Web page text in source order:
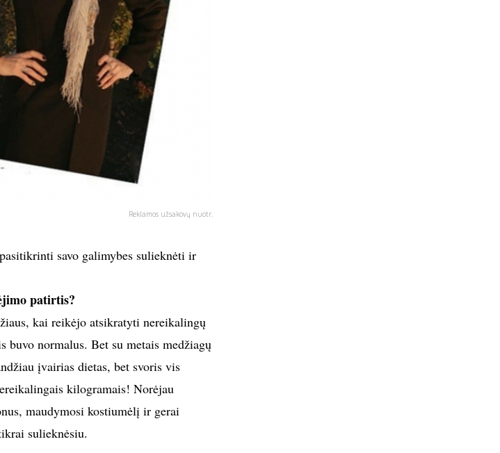
Reklamos užsakovų nuotr.
savo galimybes sulieknėti ir
patirtis?
kai reikėjo atsikratyti nereikalingų
normalus. Bet su metais medžiagų
įvairias dietas, bet svoris vis
kilogramais! Norėjau
maudymosi kostiumėlį ir gerai
sulieknėsiu.